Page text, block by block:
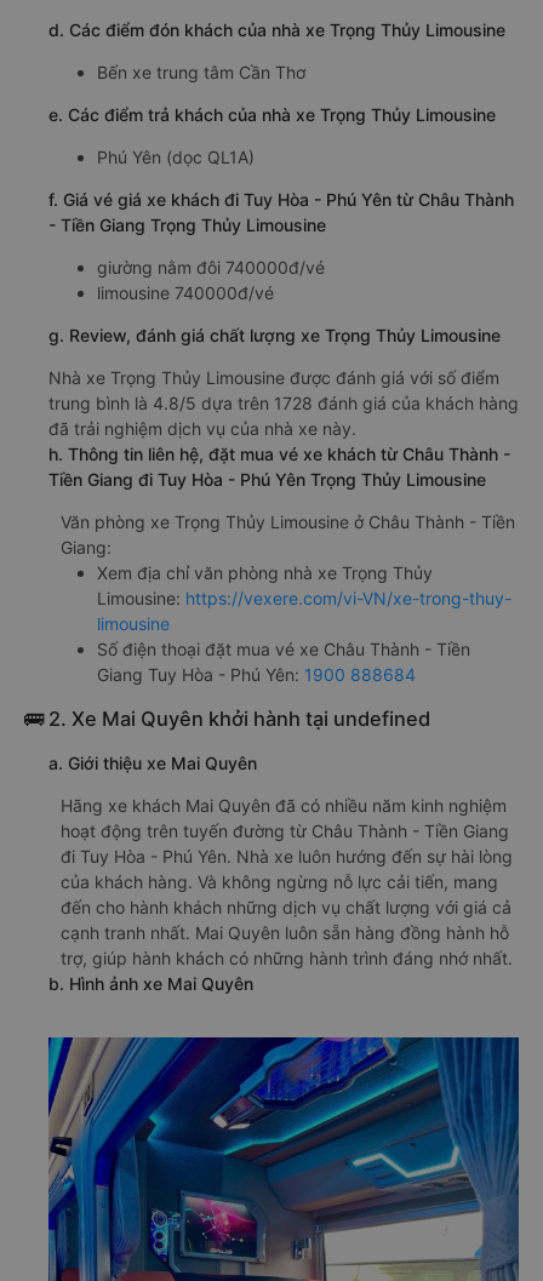
d. Các điểm đón khách của nhà xe Trọng Thủy Limousine
Bến xe trung tâm Cần Thơ
e. Các điểm trả khách của nhà xe Trọng Thủy Limousine
Phú Yên (dọc QL1A)
f. Giá vé giá xe khách đi Tuy Hòa - Phú Yên từ Châu Thành
- Tiền Giang Trọng Thủy Limousine
giường nằm đôi 740000đ/vé
limousine 740000đ/vé
g. Review, đánh giá chất lượng xe Trọng Thủy Limousine
Nhà xe Trọng Thủy Limousine được đánh giá với số điểm
trung bình là 4.8/5 dựa trên 1728 đánh giá của khách hàng
đã trải nghiệm dịch vụ của nhà xe này.
h. Thông tin liên hệ, đặt mua vé xe khách từ Châu Thành -
Tiền Giang đi Tuy Hòa - Phú Yên Trọng Thủy Limousine
Văn phòng xe Trọng Thủy Limousine ở Châu Thành - Tiền
Giang:
Xem địa chỉ văn phòng nhà xe Trọng Thủy
Limousine: https://vexere.com/vi-VN/xe-trong-thuy-
limousine
Số điện thoại đặt mua vé xe Châu Thành - Tiền
Giang Tuy Hòa - Phú Yên: 1900 888684
🚌 2. Xe Mai Quyên khởi hành tại undefined
a. Giới thiệu xe Mai Quyên
Hãng xe khách Mai Quyên đã có nhiều năm kinh nghiệm
hoạt động trên tuyến đường từ Châu Thành - Tiền Giang
đi Tuy Hòa - Phú Yên. Nhà xe luôn hướng đến sự hài lòng
của khách hàng. Và không ngừng nỗ lực cải tiến, mang
đến cho hành khách những dịch vụ chất lượng với giá cả
cạnh tranh nhất. Mai Quyên luôn sẵn hàng đồng hành hỗ
trợ, giúp hành khách có những hành trình đáng nhớ nhất.
b. Hình ảnh xe Mai Quyên